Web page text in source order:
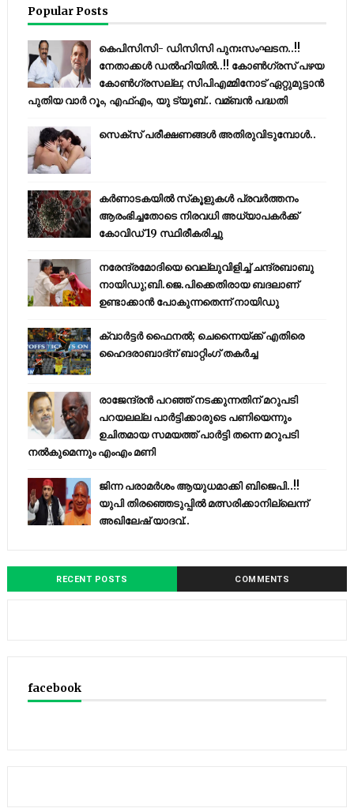
Popular Posts
കെപിസിസി- ഡിസിസി പുനഃസംഘടന..!!
നേതാക്കൾ ഡൽഹിയിൽ..!! കോണ്‍ഗ്രസ് പഴയ
കോണ്‍ഗ്രസല്ല; സിപിഎമ്മിനോട് ഏറ്റുമുട്ടാന്‍
പുതിയ വാര്‍ റൂം, എഫ്‌എം, യു ട്യൂബ്.. വമ്ബന്‍ പദ്ധതി
സെക്സ് പരീക്ഷണങ്ങൾ അതിരുവിടുമ്പോൾ..
കര്‍ണാടകയില്‍ സ്‌കൂളുകള്‍ പ്രവര്‍ത്തനം
ആരംഭിച്ചതോടെ നിരവധി അധ്യാപകര്‍ക്ക്
കോവിഡ് 19 സ്ഥിരീകരിച്ചു
നരേന്ദ്രമോദിയെ വെല്ലുവിളിച്ച് ചന്ദ്രബാബു
നായിഡു;ബി.ജെ.പിക്കെതിരായ ബദലാണ്
ഉണ്ടാക്കാന്‍ പോകുന്നതെന്ന് നായിഡു
ക്വാർട്ടർ ഫൈനൽ; ചെന്നൈയ്ക്ക് എതിരെ
ഹൈദരാബാദ്ന് ബാറ്റിംഗ് തകർച്ച
രാജേന്ദ്രന്‍ പറഞ്ഞ് നടക്കുന്നതിന് മറുപടി
പറയലല്ല പാര്‍ട്ടിക്കാരുടെ പണിയെന്നും
ഉചിതമായ സമയത്ത് പാര്‍ട്ടി തന്നെ മറുപടി
നല്‍കുമെന്നും എംഎം മണി
ജിന്ന പരാമര്‍ശം ആയുധമാക്കി ബിജെപി..!!
യുപി തിരഞ്ഞെടുപ്പില്‍ മത്സരിക്കാനില്ലെന്ന്
അഖിലേഷ് യാദവ്..
RECENT POSTS COMMENTS
facebook